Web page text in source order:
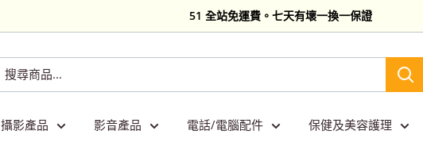
51 全站免運費。七天有壞一換一保證
攝影產品 影音產品 電話/電腦配件 保健及美容護理